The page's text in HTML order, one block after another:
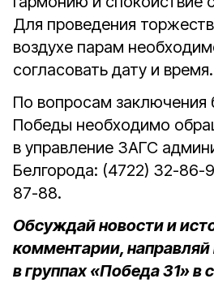
Для проведения
воздухе парам
согласовать дату и время.
По вопросам заключения
Победы необходимо
в управление ЗАГС
Белгорода: (4722) 32-86-
87-88.
Обсуждай новости и
комментарии,
в группах «Победа 31» в